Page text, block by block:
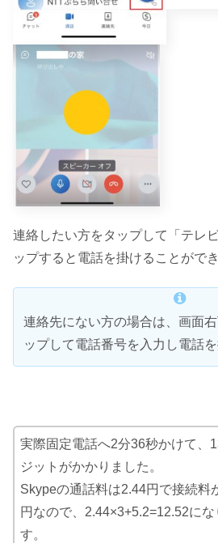
連絡したい方をタップして「テレ
ップすると電話を掛けることができ
連絡先にない方の場合は、画面
ップして電話番号を入力し電話を
実際固定電話へ2分36秒かけて、
ジットがかかりました。
Skypeの通話料は2.44円で接続料
円なので、2.44×3+5.2=12.52に
す。